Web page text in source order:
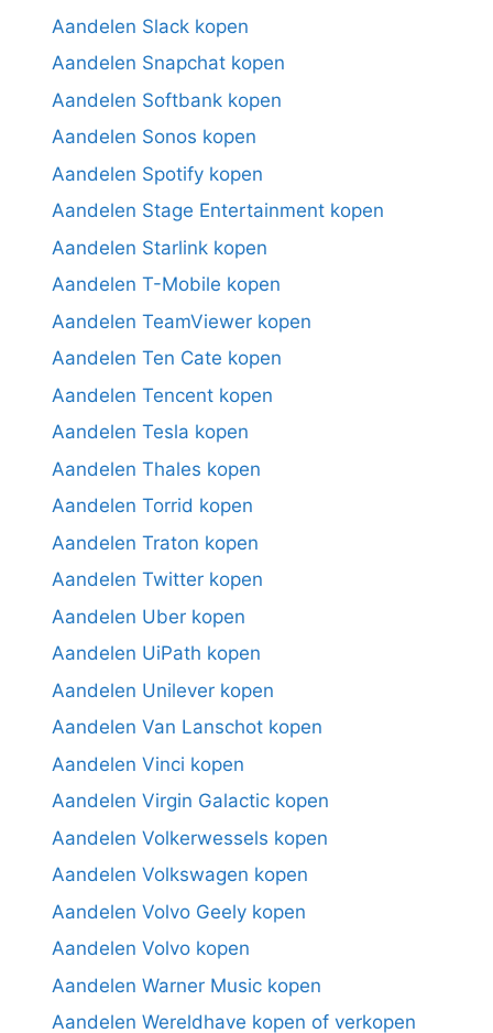
Aandelen Slack kopen
Aandelen Snapchat kopen
Aandelen Softbank kopen
Aandelen Sonos kopen
Aandelen Spotify kopen
Aandelen Stage Entertainment kopen
Aandelen Starlink kopen
Aandelen T-Mobile kopen
Aandelen TeamViewer kopen
Aandelen Ten Cate kopen
Aandelen Tencent kopen
Aandelen Tesla kopen
Aandelen Thales kopen
Aandelen Torrid kopen
Aandelen Traton kopen
Aandelen Twitter kopen
Aandelen Uber kopen
Aandelen UiPath kopen
Aandelen Unilever kopen
Aandelen Van Lanschot kopen
Aandelen Vinci kopen
Aandelen Virgin Galactic kopen
Aandelen Volkerwessels kopen
Aandelen Volkswagen kopen
Aandelen Volvo Geely kopen
Aandelen Volvo kopen
Aandelen Warner Music kopen
Aandelen Wereldhave kopen of verkopen